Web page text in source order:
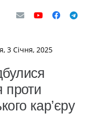
3 Січня, 2025
проти
кар’єру